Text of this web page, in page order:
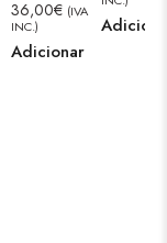
36,00€ (IVA
INC.)
Adicionar